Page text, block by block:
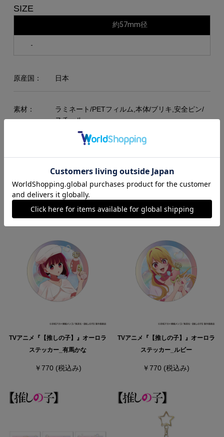
SIZE
約57mm径
-
原産国： 日本
素材：
ラミネート/PETフィルム,本体/ブリキ,安全ピン/
スチール
RECOMMEND
TVアニメ『【推しの子】』オーロラ
ステッカー_有馬かな
￥770 (税込み)
TVアニメ『【推しの子】』オーロラ
ステッカー_ルビー
￥770 (税込み)